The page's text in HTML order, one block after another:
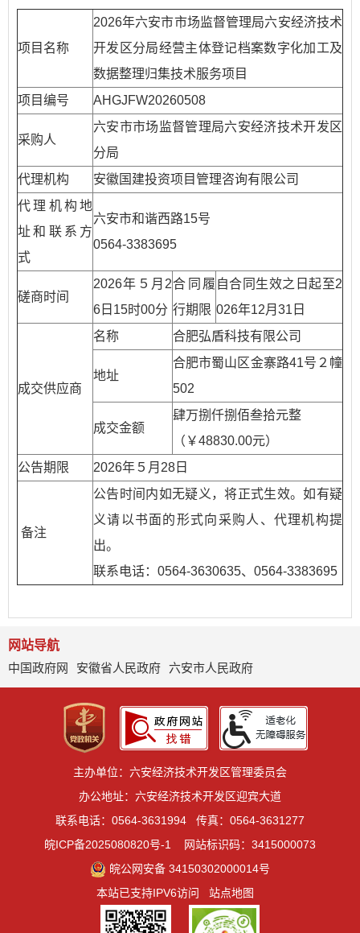
项目名称
2026年六安市市场监督管理局六安经济技术
开发区分局经营主体登记档案数字化加工及
数据整理归集技术服务项目
项目编号
AHGJFW20260508
采购人
六安市市场监督管理局六安经济技术开发区
分局
代理机构
安徽国建投资项目管理咨询有限公司
代理机构地
址和联系方
式
六安市和谐西路15号
0564-3383695
磋商时间
2026年５月2
6日15时00分
合同履
行期限
自合同生效之日起至2
026年12月31日
成交供应商
名称 合肥弘盾科技有限公司
地址
合肥市蜀山区金寨路41号２幢
502
成交金额
肆万捌仟捌佰叁拾元整
（￥48830.00元）
公告期限
2026年５月28日
备注
公告时间内如无疑义，将正式生效。如有疑
义请以书面的形式向采购人、代理机构提
出。
联系电话：0564-3630635、0564-3383695
网站导航
中国政府网
安徽省人民政府 六安市人民政府
主办单位：六安经济技术开发区管理委员会
办公地址：六安经济技术开发区迎宾大道
联系电话：0564-3631994
传真：0564-3631277
皖ICP备2025080820号-1
网站标识码：3415000073
皖公网安备 34150302000014号
本站已支持IPV6访问
站点地图